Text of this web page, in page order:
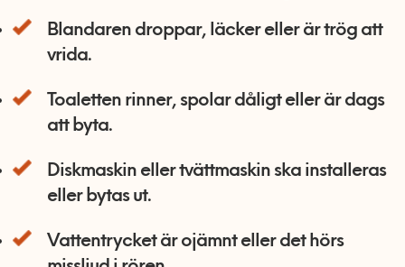
Blandaren droppar, läcker eller är trög att
vrida.
Toaletten rinner, spolar dåligt eller är dags
att byta.
Diskmaskin eller tvättmaskin ska installeras
eller bytas ut.
Vattentrycket är ojämnt eller det hörs